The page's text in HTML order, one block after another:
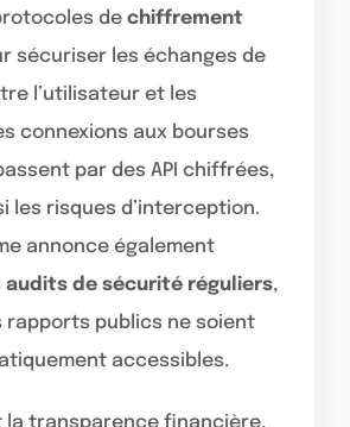
de chiffrement
sécuriser les échanges de
l’utilisateur et les
connexions aux bourses
par des API chiffrées,
les risques d’interception.
annonce également
audits de sécurité réguliers,
rapports publics ne soient
accessibles.